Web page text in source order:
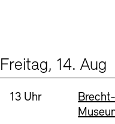
Freitag, 14. Aug
Uhrzeit:
13 Uhr